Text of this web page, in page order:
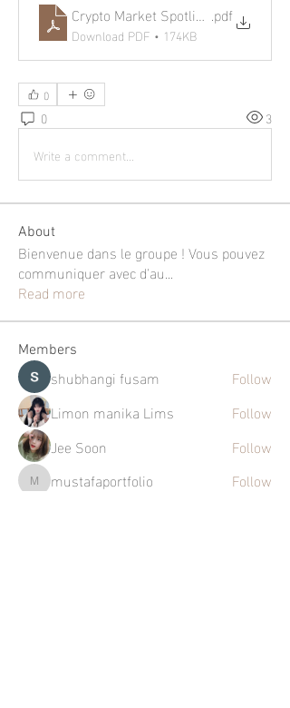
Crypto Market Spotlight_ Crypto
.pdf
Download PDF • 174KB
0
0
3
Write a comment...
About
Bienvenue dans le groupe ! Vous pouvez
communiquer avec d'au...
Read more
Members
shubhangi fusam
Follow
Limon manika Lims
Follow
Jee Soon
Follow
mustafaportfolio
mustafaportfolio
Follow